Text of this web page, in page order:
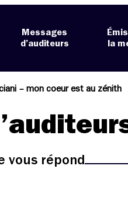
Messages
d’auditeurs
la
– mon coeur est au zénith
vous répond